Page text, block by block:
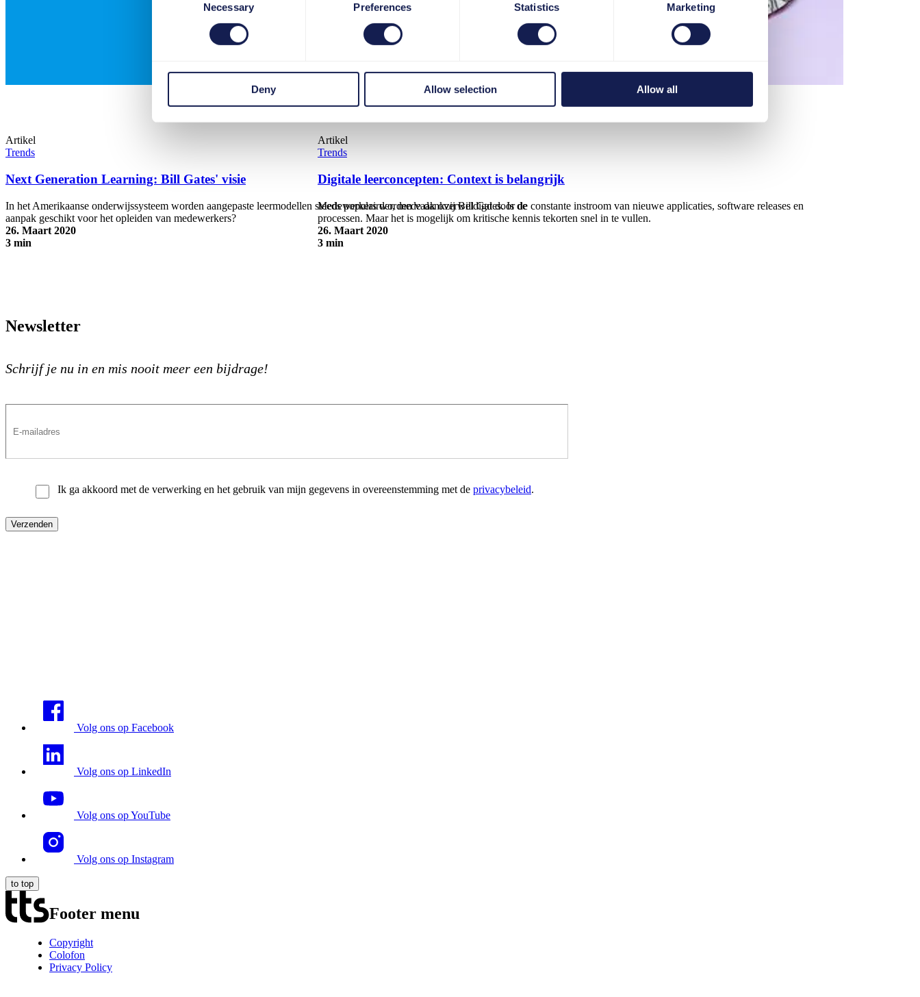
Necessary Preferences Statistics Marketing
Deny Allow selection Allow all
Artikel
Trends
Next Generation Learning: Bill Gates' visie
In het Amerikaanse onderwijssysteem worden aangepaste leermodellen steeds populairder, mede dankzij Bill Gates. Is de
aanpak geschikt voor het opleiden van medewerkers?
26. Maart 2020
3 min
Artikel
Trends
Digitale leerconcepten: Context is belangrijk
Medewerkers worden vaak overweldigd door de constante instroom van nieuwe applicaties, software releases en
processen. Maar het is mogelijk om kritische kennis tekorten snel in te vullen.
26. Maart 2020
3 min
Newsletter
Schrijf je nu in en mis nooit meer een bijdrage!
Ik ga akkoord met de verwerking en het gebruik van mijn gegevens in overeenstemming met de privacybeleid.
Volg ons op Facebook
Volg ons op LinkedIn
Volg ons op YouTube
Volg ons op Instagram
to top
Footer menu
Copyright
Colofon
Privacy Policy